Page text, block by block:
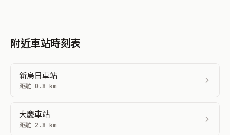
附近車站時刻表
新烏日車站
距離 0.8 km
大慶車站
距離 2.8 km